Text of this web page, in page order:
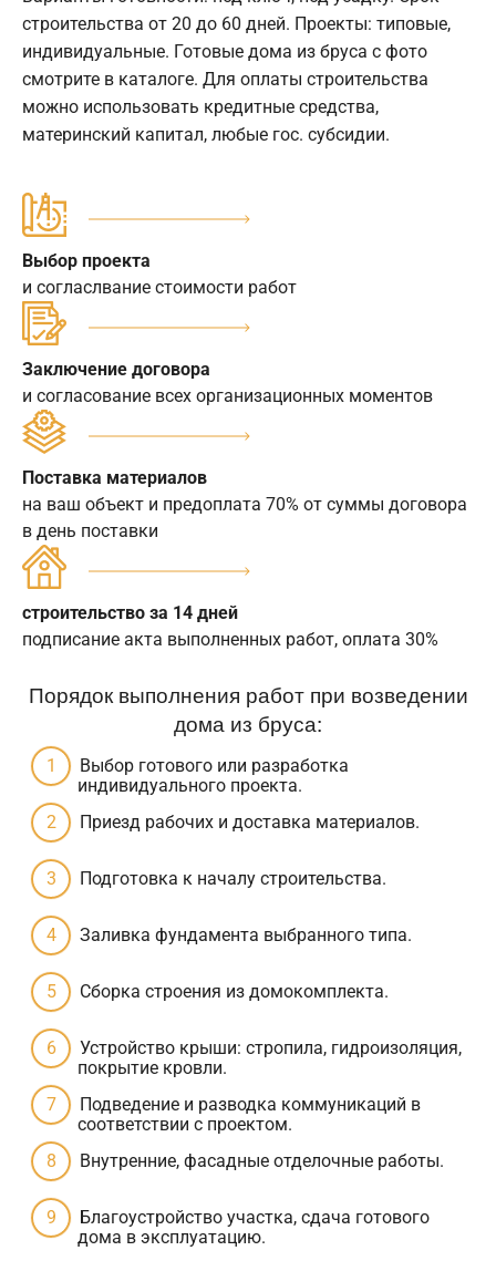
строительства от 20 до 60 дней. Проекты: типовые,
индивидуальные. Готовые дома из бруса с фото
смотрите в каталоге. Для оплаты строительства
можно использовать кредитные средства,
материнский капитал, любые гос. субсидии.
Выбор проекта
и согласлвание стоимости работ
Заключение договора
и согласование всех организационных моментов
Поставка материалов
на ваш объект и предоплата 70% от суммы договора
в день поставки
строительство за 14 дней
подписание акта выполненных работ, оплата 30%
Порядок выполнения работ при возведении
дома из бруса:
Выбор готового или разработка
индивидуального проекта.
Приезд рабочих и доставка материалов.
Подготовка к началу строительства.
Заливка фундамента выбранного типа.
Сборка строения из домокомплекта.
Устройство крыши: стропила, гидроизоляция,
покрытие кровли.
Подведение и разводка коммуникаций в
соответствии с проектом.
Внутренние, фасадные отделочные работы.
Благоустройство участка, сдача готового
дома в эксплуатацию.